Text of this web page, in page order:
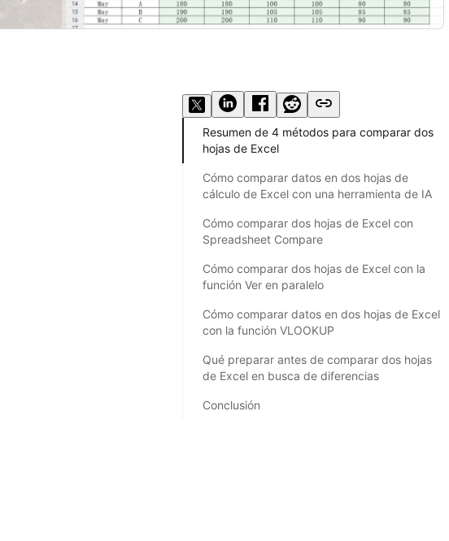
Resumen de 4 métodos para comparar dos
hojas de Excel
Cómo comparar datos en dos hojas de
cálculo de Excel con una herramienta de IA
Cómo comparar dos hojas de Excel con
Spreadsheet Compare
Cómo comparar dos hojas de Excel con la
función Ver en paralelo
Cómo comparar datos en dos hojas de Excel
con la función VLOOKUP
Qué preparar antes de comparar dos hojas
de Excel en busca de diferencias
Conclusión